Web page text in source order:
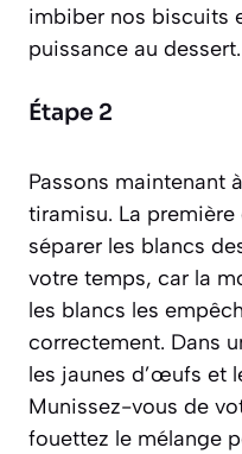
imbiber nos biscuits
puissance au dessert.
Étape 2
Passons maintenant
tiramisu. La
séparer les blancs
votre temps, car la
les blancs les
correctement. Dans
les jaunes d’œufs et
Munissez-vous de
fouettez le mélange